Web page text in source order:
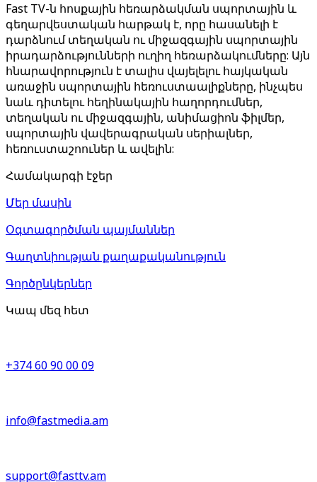
Fast TV-ն հոսքային հեռարձակման սպորտային և
գեղարվեստական հարթակ է, որը հասանելի է
դարձնում տեղական ու միջազգային սպորտային
իրադարձությունների ուղիղ հեռարձակումները: Այն
հնարավորություն է տալիս վայելելու հայկական
առաջին սպորտային հեռուստաալիքները, ինչպես
նաև դիտելու հեղինակային հաղորդումներ,
տեղական ու միջազգային, անիմացիոն ֆիլմեր,
սպորտային վավերագրական սերիալներ,
հեռուստաշոուներ և ավելին:
Համակարգի էջեր
Մեր մասին
Օգտագործման պայմաններ
Գաղտնիության քաղաքականություն
Գործընկերներ
Կապ մեզ հետ
+374 60 90 00 09
info@fastmedia.am
support@fasttv.am